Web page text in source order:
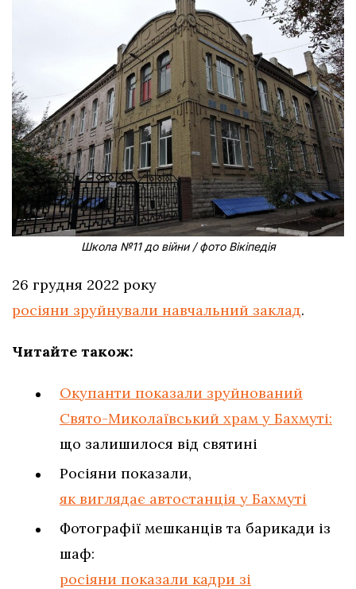
Школа №11 до війни / фото Вікіпедія
26 грудня 2022 року
росіяни зруйнували навчальний заклад.
Читайте також:
Окупанти показали зруйнований
Свято-Миколаївський храм у Бахмуті:
що залишилося від святині
Росіяни показали,
як виглядає автостанція у Бахмуті
Фотографії мешканців та барикади із
шаф:
росіяни показали кадри зі